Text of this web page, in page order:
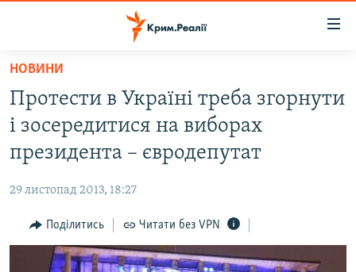
Перейти
основного
матеріалу
до
основної
Перейти
до
ВОДА.КРИМ
ВІДЕО ТА ФОТО
БЛОГИ
ПОГЛЯД
ІНТЕРВ'Ю
НОВИНИ
Протести в Україні треба згорнути
і зосередитися на виборах
президента – євродепутат
29 листопад 2013, 18:27
Поділитись Читати без VPN